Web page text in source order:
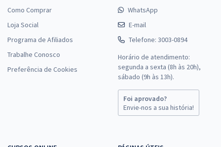
Como Comprar
Loja Social
Programa de Afiliados
Trabalhe Conosco
Preferência de Cookies
WhatsApp
E-mail
Telefone: 3003-0894
Horário de atendimento:
segunda a sexta (8h às 20h),
sábado (9h às 13h).
Foi aprovado?
Envie-nos a sua história!